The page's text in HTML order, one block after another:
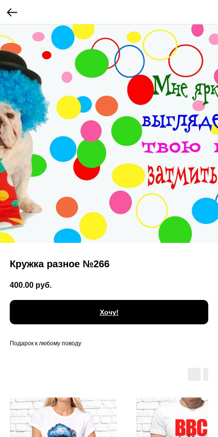
Кружка разное №266
400.00 руб.
Хочу!
Подарок к любому поводу